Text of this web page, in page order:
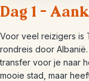
Dag 1 –
Voor veel reizigers is
rondreis door
transfer voor je naar
mooie stad, maar